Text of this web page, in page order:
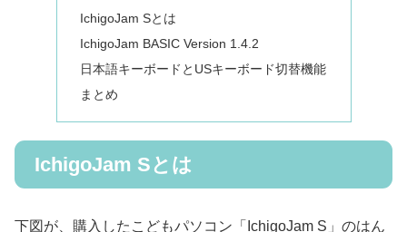
IchigoJam Sとは
IchigoJam BASIC Version 1.4.2
日本語キーボードとUSキーボード切替機能
まとめ
IchigoJam Sとは
下図が、購入したこどもパソコン「IchigoJam S」のはん